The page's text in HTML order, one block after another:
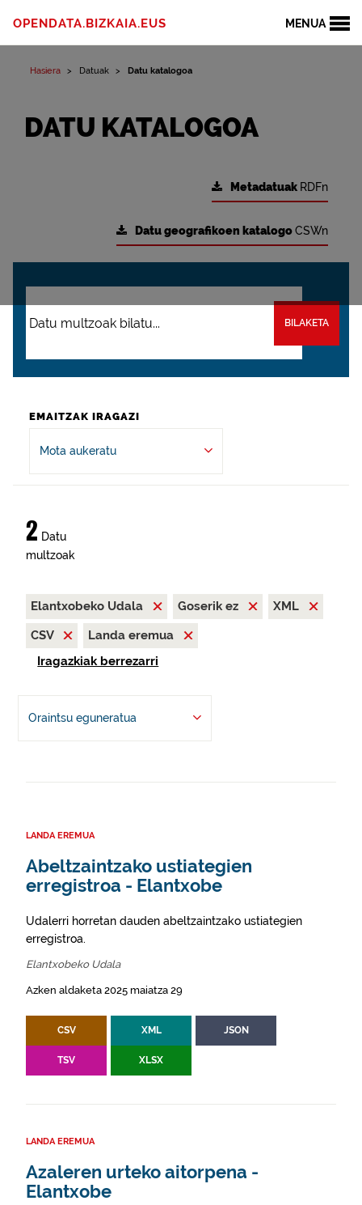
MENUA
OPENDATA.BIZKAIA.EUS
Hasiera Datuak Datu katalogoa
DATU KATALOGOA
Metadatuak RDFn
Datu geografikoen katalogoCSWn
BILAKETA
EMAITZAK IRAGAZI
Mota aukeratu
2 Datu
multzoak
Elantxobeko Udala Goserik ez
XML
CSV
Landa eremua
Iragazkiak berrezarri
Oraintsu eguneratua
LANDA EREMUA
Abeltzaintzako ustiategien
erregistroa - Elantxobe
Udalerri horretan dauden abeltzaintzako ustiategien
erregistroa.
Elantxobeko Udala
Azken aldaketa 2025 maiatza 29
CSV XML JSON
TSV XLSX
LANDA EREMUA
Azaleren urteko aitorpena -
Elantxobe